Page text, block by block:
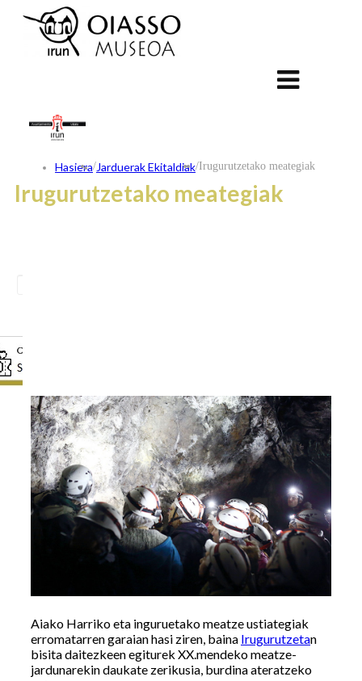
Hasiera/Jarduerak Ekitaldiak/Irugurutzetako meategiak
Irugurutzetako meategiak
Aiako Harriko eta inguruetako meatze ustiategiak
erromatarren garaian hasi ziren, baina Irugurutzetan
bisita daitezkeen egiturek XX.mendeko meatze-
jardunarekin daukate zerikusia, burdina ateratzeko